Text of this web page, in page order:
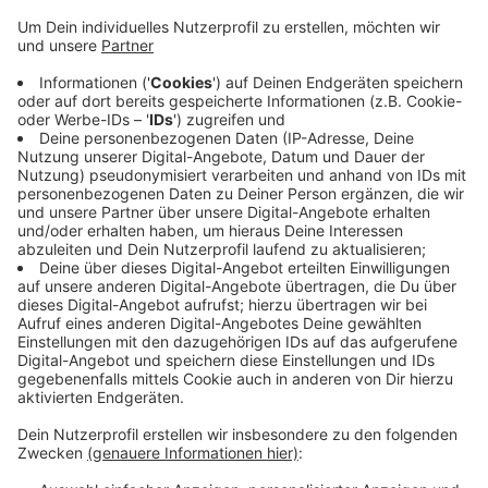
Wuppertal ist eine Ausnahme. Die Studie vergleicht
die Kosten, die Immobilienbesitzer haben mit den
Mieten. In Wuppertal kosten Häuser und
Wohnungen recht viel, die Mieten sind aber
günstig. Es gibt bundesweit nur acht Städte bzw.
Landkreise, in denen sich Kaufen nicht lohnt.
Wuppertal gehört dazu - liegt sogar auf dem
dritten Platz was den Kostenvorteil für Mieter
angeht. Sieben der acht Städte bzw. Kreise, in
denen das so ist, liegen in NRW.
Veröffentlicht:Donnerstag, 09.07.2020 09:56
Anzeige